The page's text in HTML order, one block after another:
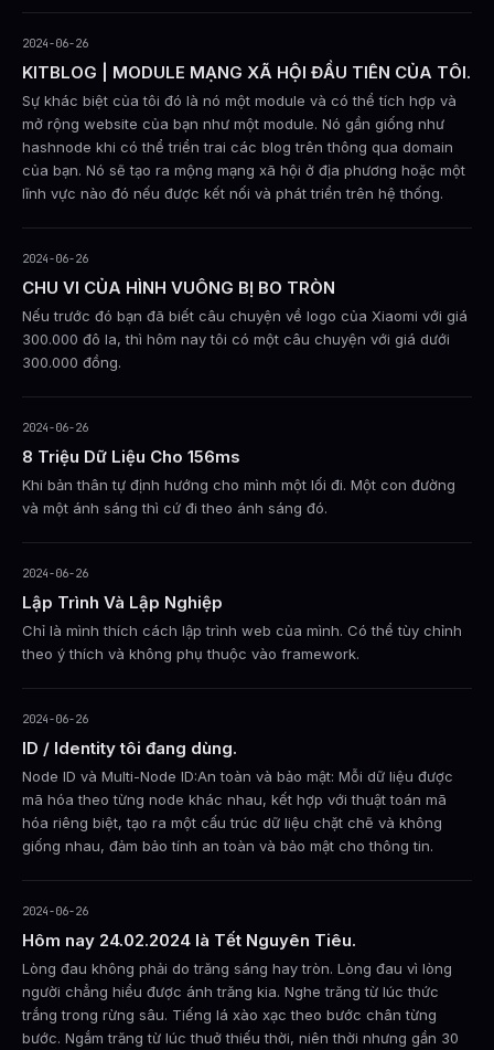
2024-06-26
KITBLOG | MODULE MẠNG XÃ HỘI ĐẦU TIÊN CỦA TÔI.
Sự khác biệt của tôi đó là nó một module và có thể tích hợp và
mở rộng website của bạn như một module. Nó gần giống như
hashnode khi có thể triển trai các blog trên thông qua domain
của bạn. Nó sẽ tạo ra mộng mạng xã hội ở địa phương hoặc một
lĩnh vực nào đó nếu được kết nối và phát triển trên hệ thống.
2024-06-26
CHU VI CỦA HÌNH VUÔNG BỊ BO TRÒN
Nếu trước đó bạn đã biết câu chuyện về logo của Xiaomi với giá
300.000 đô la, thì hôm nay tôi có một câu chuyện với giá dưới
300.000 đồng.
2024-06-26
8 Triệu Dữ Liệu Cho 156ms
Khi bản thân tự định hướng cho mình một lối đi. Một con đường
và một ánh sáng thì cứ đi theo ánh sáng đó.
2024-06-26
Lập Trình Và Lập Nghiệp
Chỉ là mình thích cách lập trình web của mình. Có thể tùy chỉnh
theo ý thích và không phụ thuộc vào framework.
2024-06-26
ID / Identity tôi đang dùng.
Node ID và Multi-Node ID:An toàn và bảo mật: Mỗi dữ liệu được
mã hóa theo từng node khác nhau, kết hợp với thuật toán mã
hóa riêng biệt, tạo ra một cấu trúc dữ liệu chặt chẽ và không
giống nhau, đảm bảo tính an toàn và bảo mật cho thông tin.
2024-06-26
Hôm nay 24.02.2024 là Tết Nguyên Tiêu.
Lòng đau không phải do trăng sáng hay tròn. Lòng đau vì lòng
người chẳng hiểu được ánh trăng kia. Nghe trăng từ lúc thức
trắng trong rừng sâu. Tiếng lá xào xạc theo bước chân từng
bước. Ngắm trăng từ lúc thuở thiếu thời, niên thời nhưng gần 30